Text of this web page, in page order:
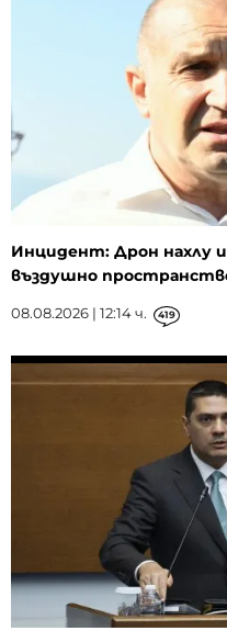
Инцидент: Дрон нахлу
въздушно
08.08.2026 | 12:14 ч. 419